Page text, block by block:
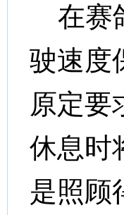
在赛
驶速度
原定要
休息时
是照顾